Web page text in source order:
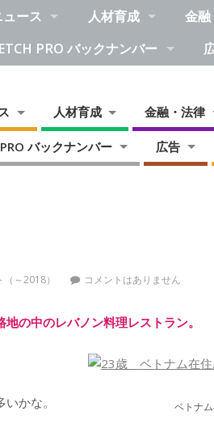
ース 人材育成 金
PRO バックナンバー
人材育成 金融・法律
バックナンバー 広告
～2018） コメントはありません
の中のレバノン料理レストラン。
ベトナ
かな。